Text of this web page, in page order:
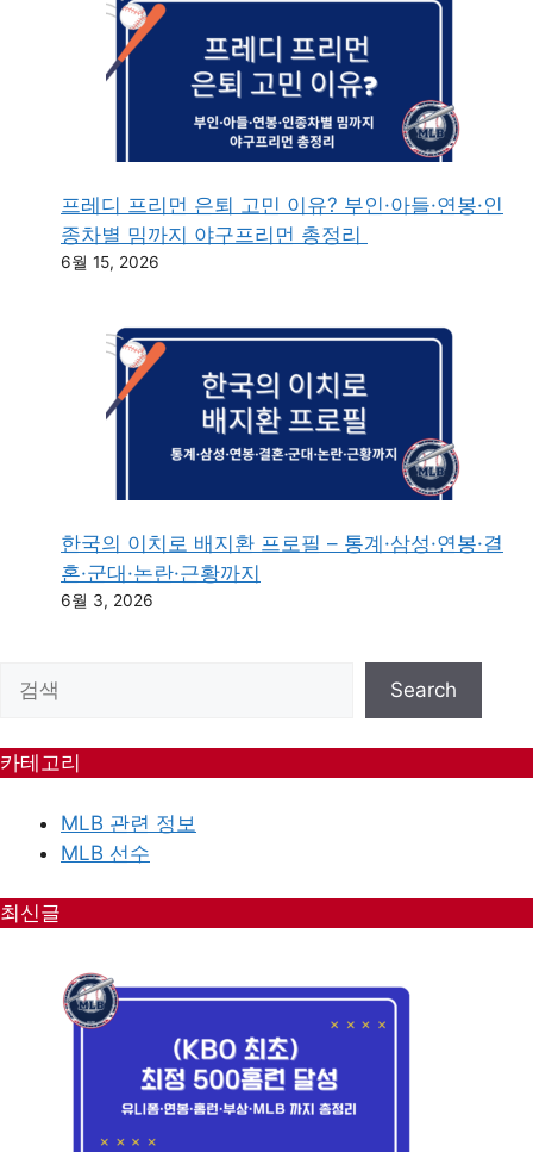
프레디 프리먼 은퇴 고민 이유? 부인·아들·연봉·인
종차별 밈까지 야구프리먼 총정리
6월 15, 2026
한국의 이치로 배지환 프로필 – 통계·삼성·연봉·결
혼·군대·논란·근황까지
6월 3, 2026
Search
카테고리
MLB 관련 정보
MLB 선수
최신글